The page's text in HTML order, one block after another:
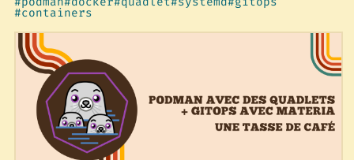
containers